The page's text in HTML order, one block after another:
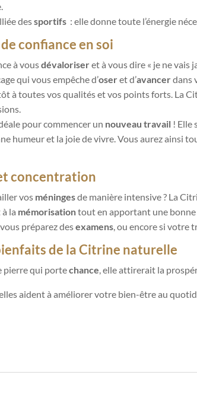
dessportifs: elle donne toute l’énergie
confiance en soi
à vousdévaloriseret à vous dire « je ne vais
qui vous empêche d’oseret d’avancerdans
à toutes vos qualités et vos points forts. La
pour commencer un nouveau travail! Elle
humeur et la joie de vivre. Vous aurez ainsi
concentration
vos méningesde manière intensive ? La
la mémorisationtout en apportant une bonne
préparez desexamens, ou encore si votre
de la Citrine naturelle
pierre qui portechance, elle attirerait la
aident à améliorer votre bien-être au